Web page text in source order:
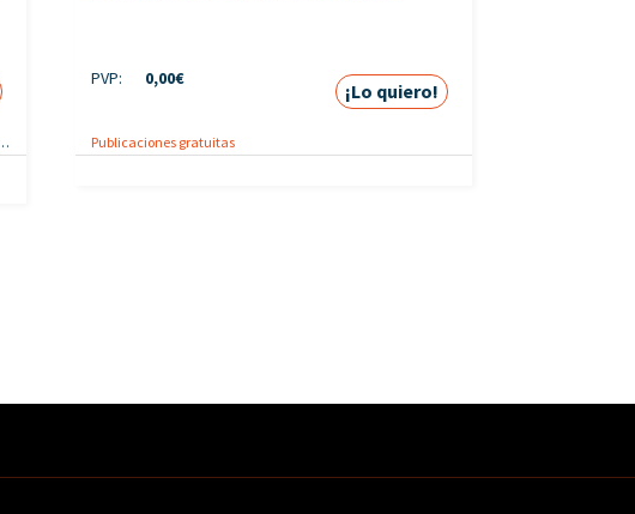
PVP: 0,00€
¡Lo quiero!
Publicaciones gratuitas